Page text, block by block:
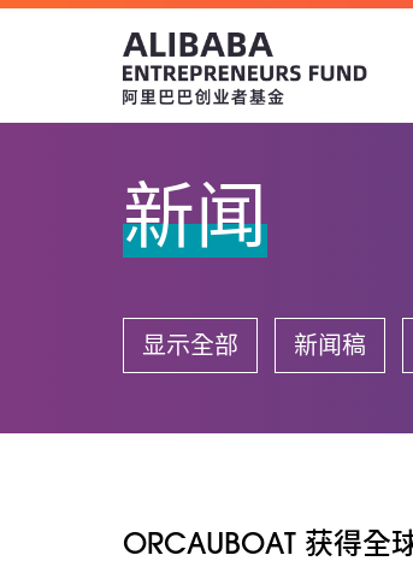
新闻
显示全部 新闻稿
ORCAUBOAT 获得全